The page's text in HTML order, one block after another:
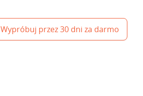
Wypróbuj przez 30 dni za darmo